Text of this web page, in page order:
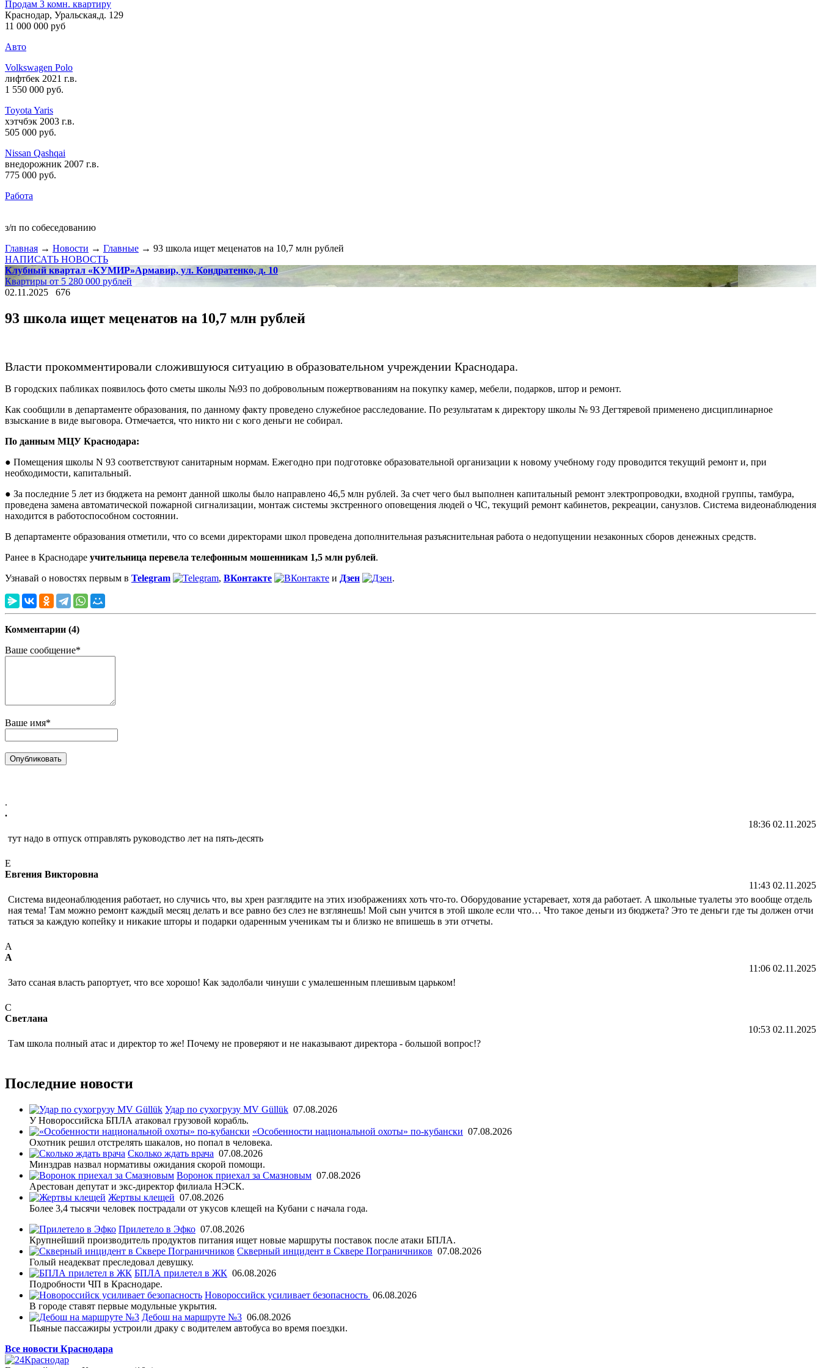
Продам 3 комн. квартиру
Краснодар, Уральская,д. 129
11 000 000 руб
Авто
Volkswagen Polo
лифтбек 2021 г.в.
1 550 000 руб.
Toyota Yaris
хэтчбэк 2003 г.в.
505 000 руб.
Nissan Qashqai
внедорожник 2007 г.в.
775 000 руб.
Работа
з/п по собеседованию
Главная → Новости → Главные → 93 школа ищет меценатов на 10,7 млн рублей
НАПИСАТЬ НОВОСТЬ
Клубный квартал «КУМИР»Армавир, ул. Кондратенко, д. 10
Квартиры от 5 280 000 рублей
02.11.2025
676
93 школа ищет меценатов на 10,7 млн рублей
Власти прокомментировали сложившуюся ситуацию в образовательном учреждении Краснодара.
В городских пабликах появилось фото сметы школы №93 по добровольным пожертвованиям на покупку камер, мебели, подарков, штор и ремонт.
Как сообщили в департаменте образования, по данному факту проведено служебное расследование. По результатам к директору школы № 93 Дегтяревой применено дисциплинарное
взыскание в виде выговора. Отмечается, что никто ни с кого деньги не собирал.
По данным МЦУ Краснодара:
● Помещения школы N 93 соответствуют санитарным нормам. Ежегодно при подготовке образовательной организации к новому учебному году проводится текущий ремонт и, при
необходимости, капитальный.
● За последние 5 лет из бюджета на ремонт данной школы было направлено 46,5 млн рублей. За счет чего был выполнен капитальный ремонт электропроводки, входной группы, тамбура,
проведена замена автоматической пожарной сигнализации, монтаж системы экстренного оповещения людей о ЧС, текущий ремонт кабинетов, рекреации, санузлов. Система видеонаблюдения
находится в работоспособном состоянии.
В департаменте образования отметили, что со всеми директорами школ проведена дополнительная разъяснительная работа о недопущении незаконных сборов денежных средств.
Ранее в Краснодаре учительница перевела телефонным мошенникам 1,5 млн рублей.
Узнавай о новостях первым в Telegram , ВКонтакте и Дзен .
Комментарии (4)
Ваше сообщение*
Ваше имя*
.
.
18:36 02.11.2025
тут надо в отпуск отправлять руководство лет на пять-десять
Е
Евгения Викторовна
11:43 02.11.2025
Система видеонаблюдения работает, но случись что, вы хрен разглядите на этих изображениях хоть что-то. Оборудование устаревает, хотя да работает. А школьные туалеты это вообще отдель
ная тема! Там можно ремонт каждый месяц делать и все равно без слез не взглянешь! Мой сын учится в этой школе если что… Что такое деньги из бюджета? Это те деньги где ты должен отчи
таться за каждую копейку и никакие шторы и подарки одаренным ученикам ты и близко не впишешь в эти отчеты.
А
А
11:06 02.11.2025
Зато ссаная власть рапортует, что все хорошо! Как задолбали чинуши с умалешенным плешивым царьком!
С
Светлана
10:53 02.11.2025
Там школа полный атас и директор то же! Почему не проверяют и не наказывают директора - большой вопрос!?
Последние новости
Удар по сухогрузу MV Güllük 07.08.2026
У Новороссийска БПЛА атаковал грузовой корабль.
«Особенности национальной охоты» по-кубански 07.08.2026
Охотник решил отстрелять шакалов, но попал в человека.
Сколько ждать врача 07.08.2026
Минздрав назвал нормативы ожидания скорой помощи.
Воронок приехал за Смазновым 07.08.2026
Арестован депутат и экс-директор филиала НЭСК.
Жертвы клещей 07.08.2026
Более 3,4 тысячи человек пострадали от укусов клещей на Кубани с начала года.
Прилетело в Эфко 07.08.2026
Крупнейший производитель продуктов питания ищет новые маршруты поставок после атаки БПЛА.
Скверный инцидент в Сквере Пограничников 07.08.2026
Голый неадекват преследовал девушку.
БПЛА прилетел в ЖК 06.08.2026
Подробности ЧП в Краснодаре.
Новороссийск усиливает безопасность 06.08.2026
В городе ставят первые модульные укрытия.
Дебош на маршруте №3 06.08.2026
Пьяные пассажиры устроили драку с водителем автобуса во время поездки.
Все новости Краснодара